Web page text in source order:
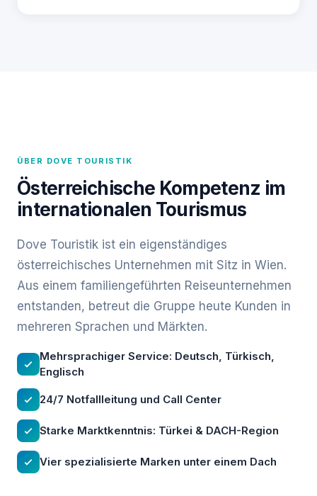
ÜBER DOVE TOURISTIK
Österreichische Kompetenz im
internationalen Tourismus
Dove Touristik ist ein eigenständiges
österreichisches Unternehmen mit Sitz in Wien.
Aus einem familiengeführten Reiseunternehmen
entstanden, betreut die Gruppe heute Kunden in
mehreren Sprachen und Märkten.
Mehrsprachiger Service: Deutsch, Türkisch,
Englisch
24/7 Notfallleitung und Call Center
Starke Marktkenntnis: Türkei & DACH-Region
Vier spezialisierte Marken unter einem Dach